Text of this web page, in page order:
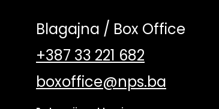
Blagajna / Box Office
+387 33 221 682
boxoffice@nps.ba